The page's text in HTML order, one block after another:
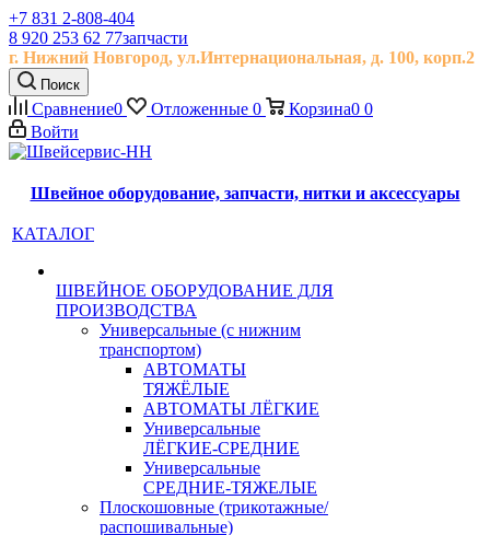
+7 831 2-808-404
8 920 253 62 77запчасти
г. Нижний Новгород, ул.Интернациональная, д. 100, корп.2
Поиск
Сравнение0 Отложенные 0 Корзина0 0
Войти
Швейное оборудование, запчасти, нитки и аксессуары
КАТАЛОГ
ШВЕЙНОЕ ОБОРУДОВАНИЕ ДЛЯ
ПРОИЗВОДСТВА
Универсальные (с нижним
транспортом)
АВТОМАТЫ
ТЯЖЁЛЫЕ
АВТОМАТЫ ЛЁГКИЕ
Универсальные
ЛЁГКИЕ-СРЕДНИЕ
Универсальные
СРЕДНИЕ-ТЯЖЕЛЫЕ
Плоскошовные (трикотажные/
распошивальные)